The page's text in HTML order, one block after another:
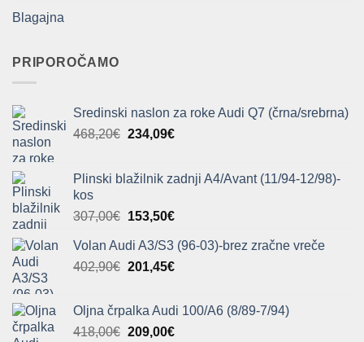
Blagajna
PRIPOROČAMO
Sredinski naslon za roke Audi Q7 (črna/srebrna)
468,20€ Izvirna
bila:
234,09€Trenutna
234,09€.
Plinski blažilnik zadnji A4/Avant (11/94-12/98)-
kos
307,00€ Izvirna
je
bila:
153,50€Trenutna
je:
153,50€.
Volan Audi A3/S3 (96-03)-brez zračne vreče
402,90€ Izvirna
bila:
402,90€.
201,45€Trenutna
201,45€.
Oljna črpalka Audi 100/A6 (8/89-7/94)
418,00€ Izvirna
209,00€Trenutna